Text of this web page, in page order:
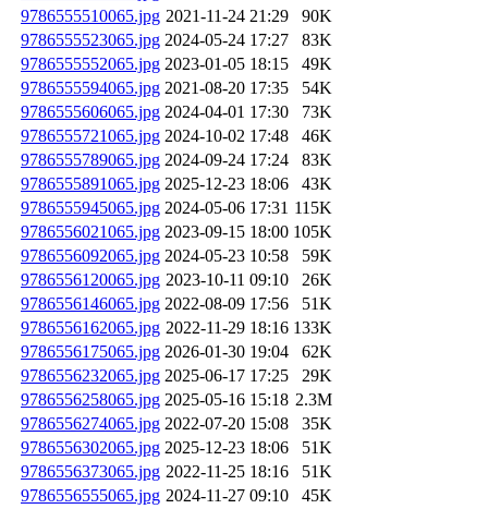
9786555510065.jpg 2021-11-24 21:29
90K
9786555523065.jpg 2024-05-24 17:27
83K
9786555552065.jpg 2023-01-05 18:15
49K
9786555594065.jpg 2021-08-20 17:35
54K
9786555606065.jpg 2024-04-01 17:30
73K
9786555721065.jpg 2024-10-02 17:48
46K
9786555789065.jpg 2024-09-24 17:24
83K
9786555891065.jpg 2025-12-23 18:06
43K
9786555945065.jpg 2024-05-06 17:31 115K
9786556021065.jpg 2023-09-15 18:00 105K
9786556092065.jpg 2024-05-23 10:58
59K
9786556120065.jpg 2023-10-11 09:10
26K
9786556146065.jpg 2022-08-09 17:56
51K
9786556162065.jpg 2022-11-29 18:16 133K
9786556175065.jpg 2026-01-30 19:04
62K
9786556232065.jpg 2025-06-17 17:25
29K
9786556258065.jpg 2025-05-16 15:18 2.3M
9786556274065.jpg 2022-07-20 15:08
35K
9786556302065.jpg 2025-12-23 18:06
51K
9786556373065.jpg 2022-11-25 18:16
51K
9786556555065.jpg 2024-11-27 09:10
45K